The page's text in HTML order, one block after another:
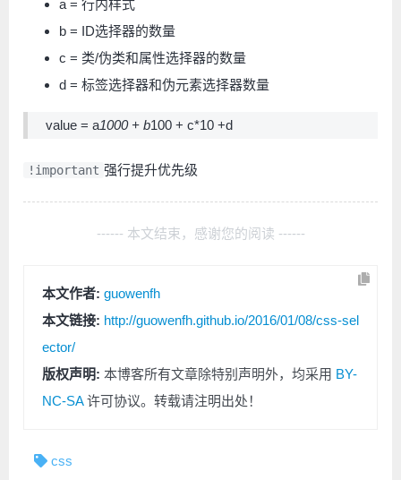
a = 行内样式
b = ID选择器的数量
c = 类/伪类和属性选择器的数量
d = 标签选择器和伪元素选择器数量
value = a1000 + b100 + c*10 +d
!important 强行提升优先级
------ 本文结束，感谢您的阅读 ------
本文作者: guowenfh
本文链接: http://guowenfh.github.io/2016/01/08/css-sel
ector/
版权声明: 本博客所有文章除特别声明外，均采用 BY-
NC-SA许可协议。转载请注明出处！
css